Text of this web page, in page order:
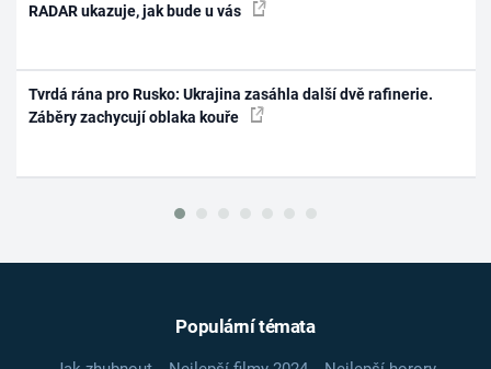
RADAR ukazuje, jak bude u vás
Tvrdá rána pro Rusko: Ukrajina zasáhla další dvě rafinerie.
Záběry zachycují oblaka kouře
Populární témata